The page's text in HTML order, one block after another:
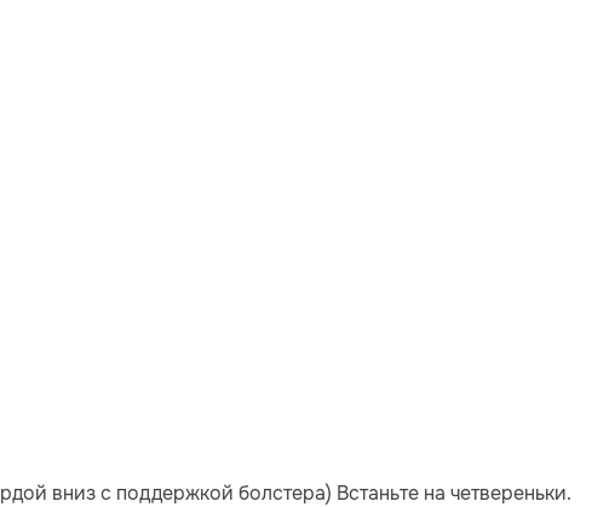
вниз с поддержкой болстера) Встаньте на четвереньки.